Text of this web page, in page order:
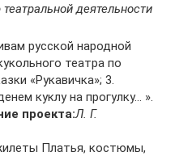
деятельности
русской народной
театра по
«Рукавичка»; 3.
куклу на прогулку… ».
проекта:Л. Г.
Платья, костюмы,